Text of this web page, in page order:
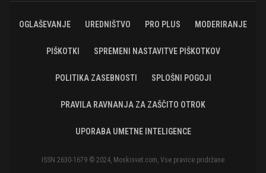
OGLAŠEVANJE UREDNIŠTVO PRO PLUS MODERIRANJE
PIŠKOTKI SPREMENI NASTAVITVE PIŠKOTKOV
POLITIKA ZASEBNOSTI SPLOŠNI POGOJI
PRAVILA RAVNANJA ZA ZAŠČITO OTROK
UPORABA UMETNE INTELIGENCE
ISSN 2630-1679 © 2024, Moskisvet.com, Vse pravice pridržane